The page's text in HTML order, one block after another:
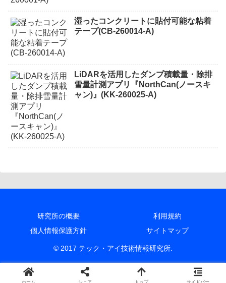
湿ったコンクリートに貼付可能な粘着
テープ(CB-260014-A)
LiDARを活用したダンプ積載量・除排
雪量計測アプリ『NorthCan(ノースキ
ャン)』(KK-260025-A)
研究所の概要
利用規約
個人情報保護方針
サイトマップ
© 2017 テック・アイ技術情報研究所.
ホーム シェア トップ サイドバー